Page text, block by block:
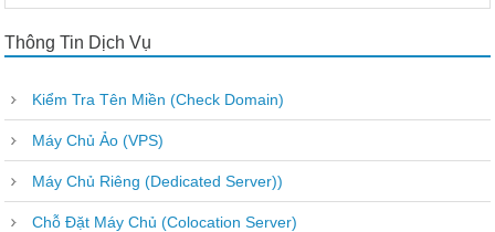
Thông Tin Dịch Vụ
Kiểm Tra Tên Miền (Check Domain)
Máy Chủ Ảo (VPS)
Máy Chủ Riêng (Dedicated Server))
Chỗ Đặt Máy Chủ (Colocation Server)